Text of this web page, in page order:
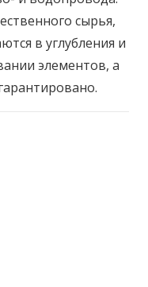
сырья,
в углубления и
элементов, а